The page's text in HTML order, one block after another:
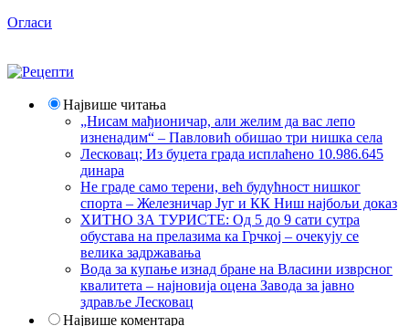
Огласи
Највише читања
„Нисам мађионичар, али желим да вас лепо
изненадим“ – Павловић обишао три нишка села
Лесковац; Из буџета града исплаћено 10.986.645
динара
Не граде само терени, већ будућност нишког
спорта – Железничар Југ и КК Ниш најбољи доказ
ХИТНО ЗА ТУРИСТЕ: Од 5 до 9 сати сутра
обустава на прелазима ка Грчкој – очекују се
велика задржавања
Вода за купање изнад бране на Власини изврсног
квалитета – најновија оцена Завода за јавно
здравље Лесковац
Највише коментара